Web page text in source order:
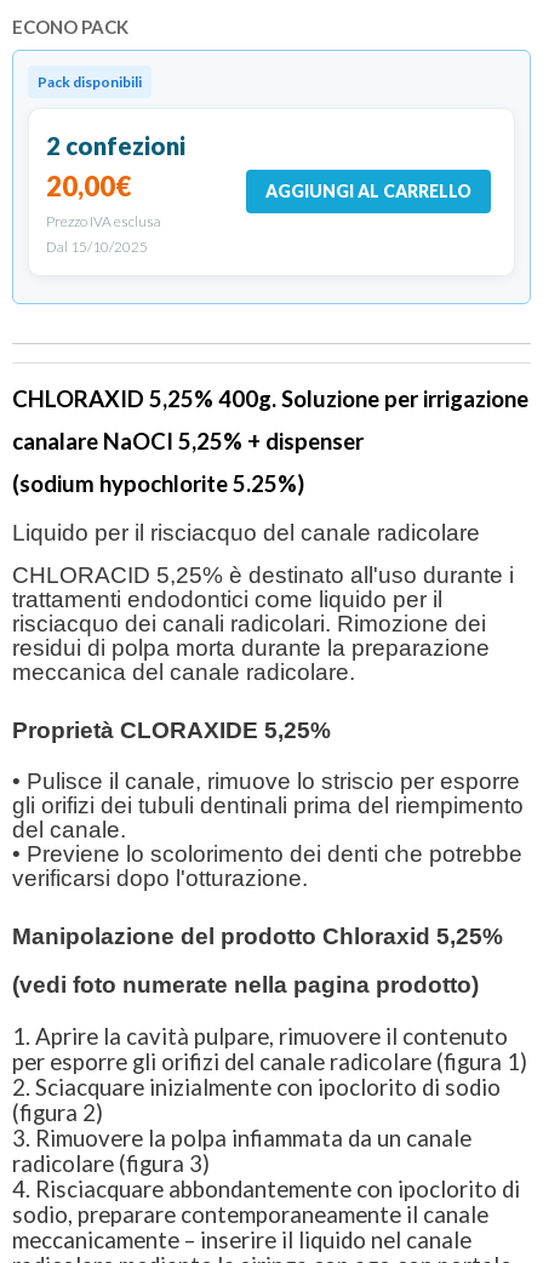
ECONO PACK
Pack disponibili
2 confezioni
20,00€
Prezzo IVA esclusa
Dal 15/10/2025
AGGIUNGI AL CARRELLO
CHLORAXID 5,25% 400g. Soluzione per irrigazione
canalare NaOCI 5,25% + dispenser
(sodium hypochlorite 5.25%)
Liquido per il risciacquo del canale radicolare
CHLORACID 5,25% è destinato all'uso durante i
trattamenti endodontici come liquido per il
risciacquo dei canali radicolari. Rimozione dei
residui di polpa morta durante la preparazione
meccanica del canale radicolare.
Proprietà CLORAXIDE 5,25%
• Pulisce il canale, rimuove lo striscio per esporre
gli orifizi dei tubuli dentinali prima del riempimento
del canale.
• Previene lo scolorimento dei denti che potrebbe
verificarsi dopo l'otturazione.
Manipolazione del prodotto Chloraxid 5,25%
(vedi foto numerate nella pagina prodotto)
1. Aprire la cavità pulpare, rimuovere il contenuto
per esporre gli orifizi del canale radicolare (figura 1)
2. Sciacquare inizialmente con ipoclorito di sodio
(figura 2)
3. Rimuovere la polpa infiammata da un canale
radicolare (figura 3)
4. Risciacquare abbondantemente con ipoclorito di
sodio, preparare contemporaneamente il canale
meccanicamente – inserire il liquido nel canale